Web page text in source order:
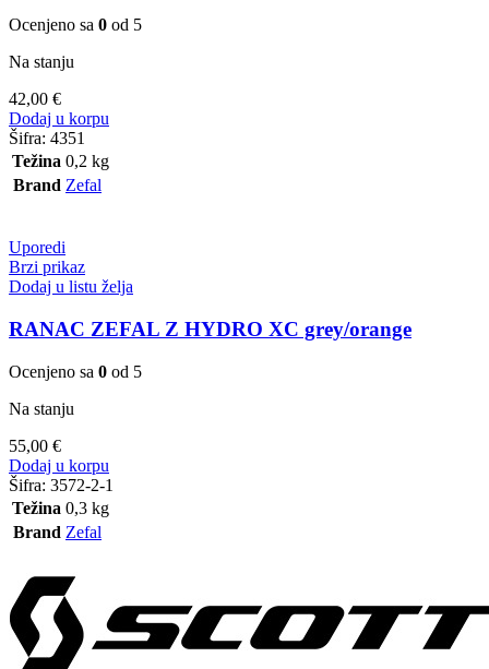
Ocenjeno sa 0 od 5
Na stanju
42,00 €
Dodaj u korpu
Šifra: 4351
Težina 0,2 kg
Brand Zefal
Uporedi
Brzi prikaz
Dodaj u listu želja
RANAC ZEFAL Z HYDRO XC grey/orange
Ocenjeno sa 0 od 5
Na stanju
55,00 €
Dodaj u korpu
Šifra: 3572-2-1
Težina 0,3 kg
Brand Zefal